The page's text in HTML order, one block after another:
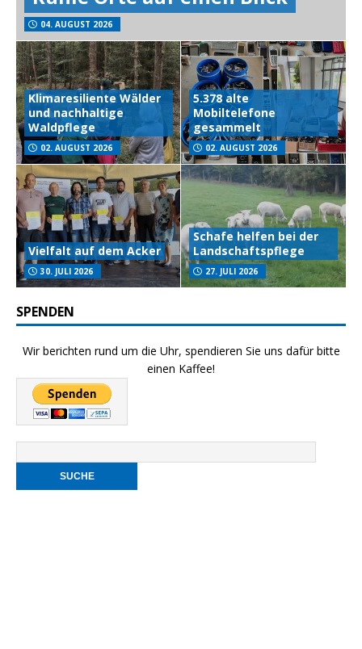
04. AUGUST 2026
Klimaresiliente Wälder
und nachhaltige
Waldpflege
02. AUGUST 2026
5.378 alte
Mobiltelefone
gesammelt
02. AUGUST 2026
Vielfalt auf dem Acker
30. JULI 2026
Schafe helfen bei der
Landschaftspflege
27. JULI 2026
SPENDEN
Wir berichten rund um die Uhr, spendieren Sie uns dafür bitte
einen Kaffee!